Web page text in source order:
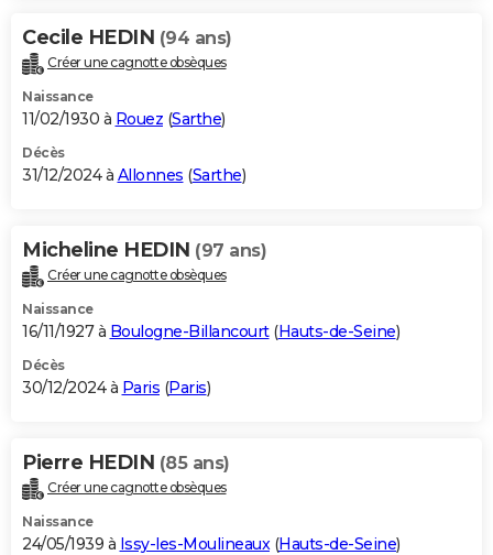
Cecile HEDIN (94 ans)
Créer une cagnotte obsèques
Naissance
11/02/1930 à Rouez (Sarthe)
Décès
31/12/2024 à Allonnes (Sarthe)
Micheline HEDIN (97 ans)
Créer une cagnotte obsèques
Naissance
16/11/1927 à Boulogne-Billancourt(Hauts-de-Seine)
Décès
30/12/2024 à Paris (Paris)
Pierre HEDIN (85 ans)
Créer une cagnotte obsèques
Naissance
24/05/1939 à Issy-les-Moulineaux(Hauts-de-Seine)